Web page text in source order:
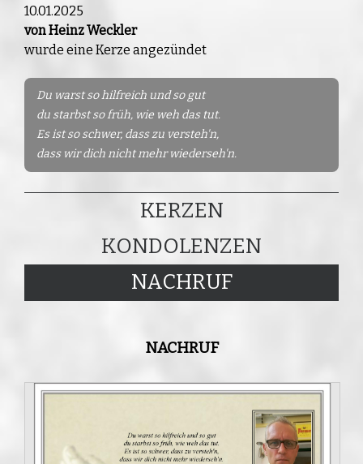
10.01.2025
von Heinz Weckler
wurde eine Kerze angezündet
Du warst so hilfreich und so gut
du starbst so früh, wie weh das tut.
Es ist so schwer, dass zu versteh'n,
dass wir dich nicht mehr wiederseh'n.
KERZEN
KONDOLENZEN
NACHRUF
NACHRUF